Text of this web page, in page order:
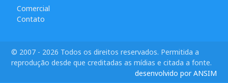
Comercial
Contato
© 2007 - 2026 Todos os direitos reservados. Permitida a
reprodução desde que creditadas as mídias e citada a fonte.
desenvolvido por ANSIM